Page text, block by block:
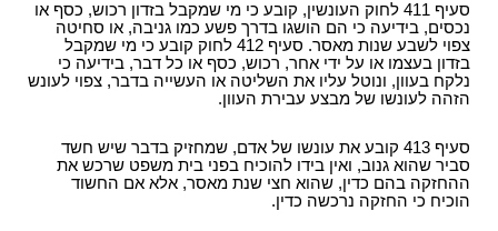
סעיף 411 לחוק העונשין, קובע כי מי שמקבל בזדון רכוש, כסף או
נכסים, בידיעה כי הם הושגו בדרך פשע כמו גניבה, או סחיטה
צפוי לשבע שנות מאסר. סעיף 412 לחוק קובע כי מי שמקבל
בזדון בעצמו או על ידי אחר, רכוש, כסף או כל דבר, בידיעה כי
נלקח בעוון, ונוטל עליו את השליטה או העשייה בדבר, צפוי לעונש
הזהה לעונשו של מבצע עבירת העוון.
סעיף 413 קובע את עונשו של אדם, שמחזיק בדבר שיש חשד
סביר שהוא גנוב, ואין בידו להוכיח בפני בית משפט שרכש את
ההחזקה בהם כדין, שהוא חצי שנת מאסר, אלא אם החשוד
הוכיח כי החזקה נרכשה כדין.